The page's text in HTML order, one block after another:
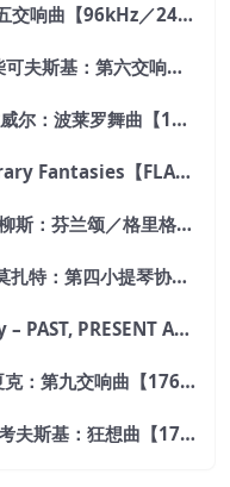
瓦莱里·捷杰耶夫 – 马勒：第五交响曲【96kHz／24bit】
Pierre Monteux – 蒙特／柴可夫斯基：第六交响曲【176.4kHz／24bit】
Charles Munch – 明希／拉威尔：波莱罗舞曲【176.4kHz／24bit】
Alexander Gadjiev – Literary Fantasies【FLAC 192】
Leonard Bernstein – 西贝柳斯：芬兰颂／格里格：培尔·金特组曲【44.1kHz／24bit】
Jascha Heifetz – 海菲兹／莫扎特：第四小提琴协奏曲，第五小提琴协奏曲《土耳其》／维瓦尔第：小提琴与大提琴协奏曲，RV 547【192kHz／24bit】
Michael Jackson – HIStory – PAST, PRESENT AND FUTURE – BOOK I【96kHz／24bit】
Fritz Reiner – 莱纳／德沃夏克：第九交响曲【176.4kHz／24bit】
Leopold Stokowski – 史托考夫斯基：狂想曲【176.4kHz／24bit】